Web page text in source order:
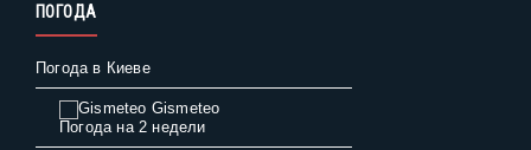
ПОГОДА
Погода в Киеве
Gismeteo
Погода на 2 недели